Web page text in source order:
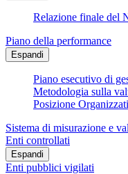
Relazione finale del
Piano della performance
Espandi
Piano esecutivo di
Metodologia sulla
Posizione
Sistema di misurazione e
Enti controllati
Espandi
Enti pubblici vigilati